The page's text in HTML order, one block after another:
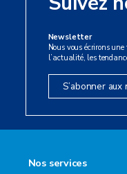
Newsletter
Nous vous écrirons
l’actualité, les
S’abonner
Nos services